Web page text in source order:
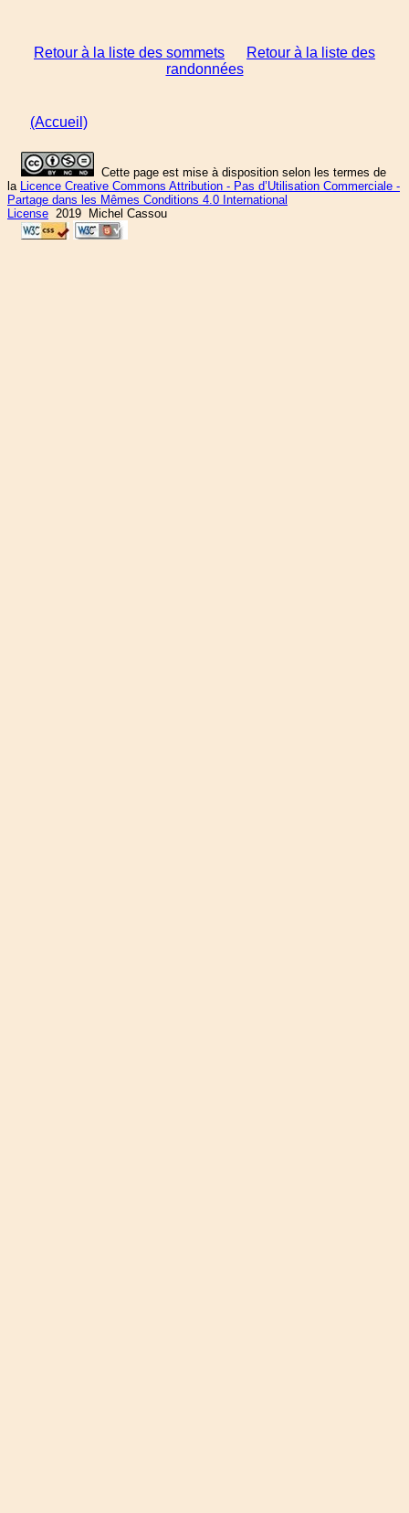
Retour à la liste des sommets
Retour à la liste des
randonnées
(Accueil)
Cette page est mise à disposition selon les termes de
la Licence Creative Commons Attribution - Pas d’Utilisation Commerciale -
Partage dans les Mêmes Conditions 4.0 International
License 2019 Michel Cassou